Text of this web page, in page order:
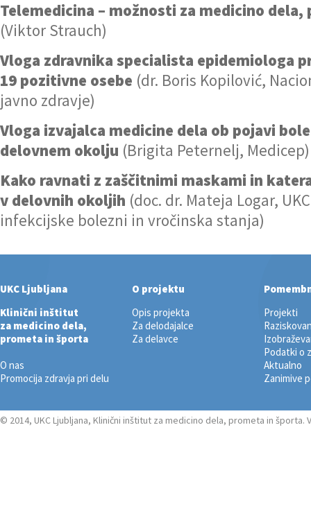
Telemedicina – možnosti za medicino
(Viktor Strauch)
Vloga zdravnika specialista epidemiologa
19 pozitivne osebe (dr. Boris Kopilović,
javno zdravje)
Vloga izvajalca medicine dela ob pojavi
delovnem okolju (Brigita Peternelj, Medicep)
Kako ravnati z zaščitnimi maskami in
v delovnih okoljih (doc. dr. Mateja Logar,
infekcijske bolezni in vročinska stanja)
UKC Ljubljana
Klinični inštitut
za medicino dela,
prometa in športa
O nas
Promocija zdravja pri delu
O projektu
Opis projekta
Za delodajalce
Za delavce
Projekti
Podatki o
Aktualno
Zanimive
© 2014, UKC Ljubljana, Klinični inštitut za medicino dela, prometa in športa.